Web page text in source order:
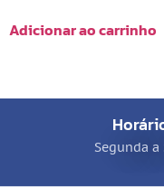
Adicionar ao carrinho
Segunda a